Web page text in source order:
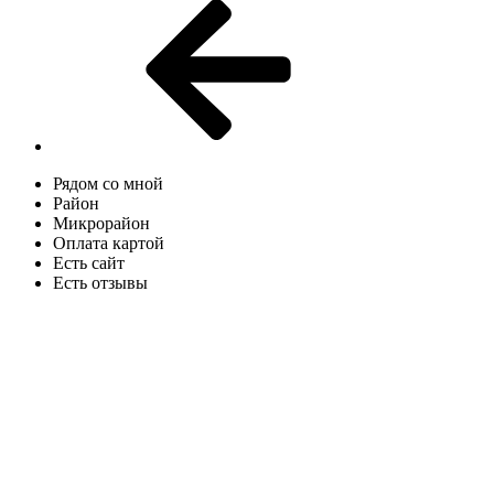
Рядом со мной
Район
Микрорайон
Оплата картой
Есть сайт
Есть отзывы